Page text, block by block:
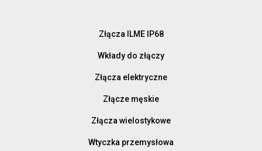
Złącza ILME IP68
Wkłady do złączy
Złącza elektryczne
Złącze męskie
Złącza wielostykowe
Wtyczka przemysłowa